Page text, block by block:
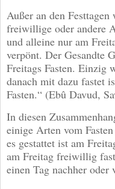
Außer an den
freiwillige oder andere
und alleine nur am
verpönt. Der Gesandte
Freitags Fasten. Einzig
danach mit dazu fastet
Fasten.“ (Ebû Davud,
In diesen
einige Arten vom
es gestattet ist am
am Freitag freiwillig
einen Tag nachher oder